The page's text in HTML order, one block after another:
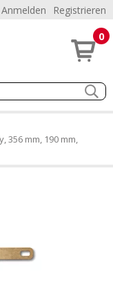
Anmelden Registrieren
0
356 mm, 190 mm,